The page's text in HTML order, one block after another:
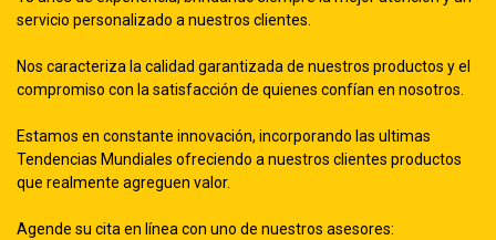
servicio personalizado a nuestros clientes.
Nos caracteriza la calidad garantizada de nuestros productos y el
compromiso con la satisfacción de quienes confían en nosotros.
Estamos en constante innovación, incorporando las ultimas
Tendencias Mundiales ofreciendo a nuestros clientes productos
que realmente agreguen valor.
Agende su cita en línea con uno de nuestros asesores: